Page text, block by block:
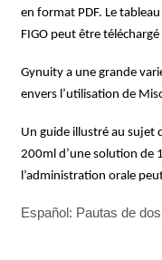
en format PDF. Le
FIGO peut être téléchargé
Gynuity a une grande
envers l’utilisation de
Un guide illustré au sujet
200ml d’une solution de
l’administration orale
Español: Pautas de